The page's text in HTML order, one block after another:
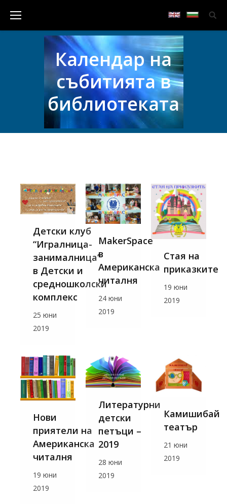
Календар на
събитията в
библиотеката
Детски клуб
“Игралница-
занималница”
в Детски и
средношколски
комплекс
25 юни
2019
MakerSpace
в
Американска
читалня
24 юни
2019
Стая на
приказките
19 юни
2019
Нови
приятели на
Американска
читалня
19 юни
2019
Литературни
детски
петъци –
2019
28 юни
2019
Камишибай
театър
21 юни
2019